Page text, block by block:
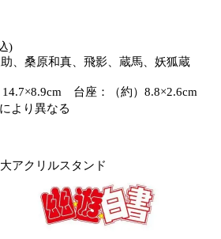
)
、桑原和真、飛影、蔵馬、妖狐蔵
台座：（約）8.8×2.6cm
より異なる
アクリルスタンド